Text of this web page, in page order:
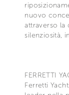
nuovo
attraverso la
silenziosità,
FERRETTI
Ferretti